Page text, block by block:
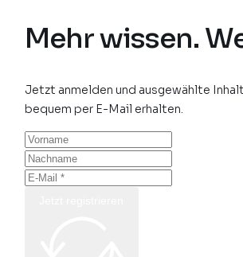
Mehr wissen.
Jetzt anmelden und ausgewählte
bequem per E-Mail erhalten.